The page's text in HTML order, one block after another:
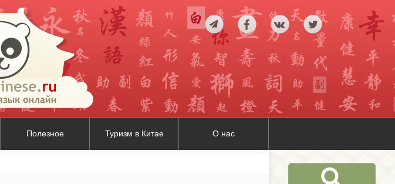
Полезное Туризм в Китае О нас